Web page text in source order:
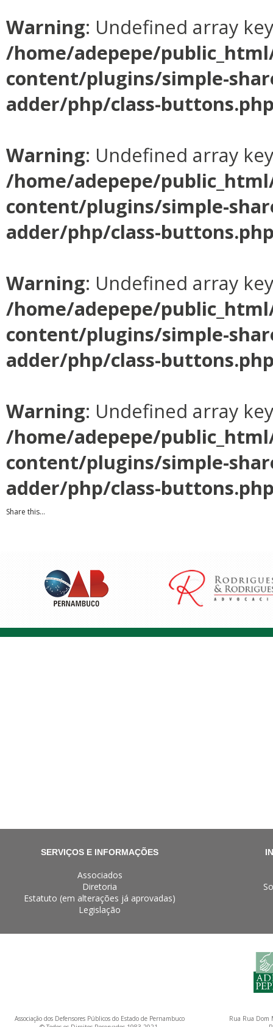
Warning: Undefined array
/home/adepepe/
content/plugins/simple-
adder/php/class-
Warning: Undefined array
/home/adepepe/
content/plugins/simple-
adder/php/class-
Warning: Undefined array
/home/adepepe/
content/plugins/simple-
adder/php/class-
Warning: Undefined array
/home/adepepe/
content/plugins/simple-
adder/php/class-
Share this...
SERVIÇOS E INFORMAÇÕES
Associados
Diretoria
Estatuto (em alterações já aprovadas)
Legislação
Associação dos Defensores Públicos do Estado de Pernambuco
Rua Rua Dom